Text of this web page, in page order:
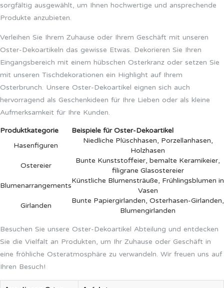
sorgfältig ausgewählt, um Ihnen hochwertige und ansprechende
Produkte anzubieten.
Verleihen Sie Ihrem Zuhause oder Ihrem Geschäft mit unseren
Oster-Dekoartikeln das gewisse Etwas. Dekorieren Sie Ihren
Eingangsbereich mit einem hübschen Osterkranz oder setzen Sie
mit unseren Tischdekorationen ein Highlight auf Ihrem
Osterbrunch. Unsere Oster-Dekoartikel eignen sich auch
hervorragend als Geschenkideen für Ihre Lieben oder als kleine
Aufmerksamkeit für Ihre Kunden.
Produktkategorie
Beispiele für Oster-Dekoartikel
Hasenfiguren
Niedliche Plüschhasen, Porzellanhasen,
Holzhasen
Ostereier
Bunte Kunststoffeier, bemalte Keramikeier,
filigrane Glasostereier
Blumenarrangements
Künstliche Blumensträuße, Frühlingsblumen in
Vasen
Girlanden
Bunte Papiergirlanden, Osterhasen-Girlanden,
Blumengirlanden
Besuchen Sie unsere Oster-Dekoartikel Abteilung und entdecken
Sie die Vielfalt an Produkten, um Ihr Zuhause oder Geschäft in
eine fröhliche Osteratmosphäre zu verwandeln. Wir freuen uns auf
Ihren Besuch!